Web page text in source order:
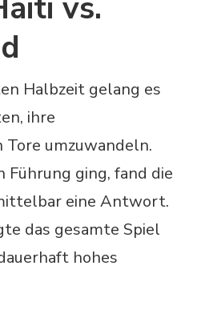
vs.
Halbzeit gelang es
ihre
umzuwandeln.
Führung ging, fand die
eine Antwort.
das gesamte Spiel
hohes